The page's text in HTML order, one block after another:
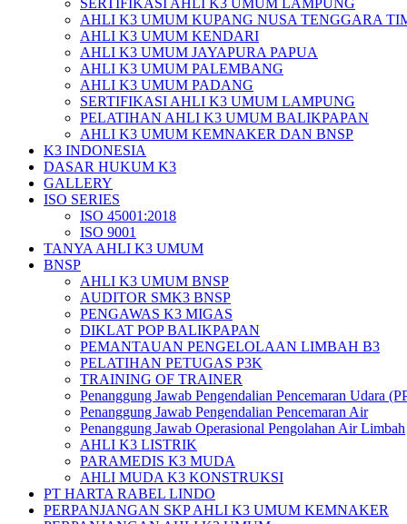
SERTIFIKASI AHLI K3 UMUM LAMPUNG
AHLI K3 UMUM KUPANG NUSA TENGGARA
AHLI K3 UMUM KENDARI
AHLI K3 UMUM JAYAPURA PAPUA
AHLI K3 UMUM PALEMBANG
AHLI K3 UMUM PADANG
SERTIFIKASI AHLI K3 UMUM LAMPUNG
PELATIHAN AHLI K3 UMUM BALIKPAPAN
AHLI K3 UMUM KEMNAKER DAN BNSP
K3 INDONESIA
DASAR HUKUM K3
GALLERY
ISO SERIES
ISO 45001:2018
ISO 9001
TANYA AHLI K3 UMUM
BNSP
AHLI K3 UMUM BNSP
AUDITOR SMK3 BNSP
PENGAWAS K3 MIGAS
DIKLAT POP BALIKPAPAN
PEMANTAUAN PENGELOLAAN LIMBAH B3
PELATIHAN PETUGAS P3K
TRAINING OF TRAINER
Penanggung Jawab Pengendalian Pencemaran Udara
Penanggung Jawab Pengendalian Pencemaran Air
Penanggung Jawab Operasional Pengolahan Air Limbah
AHLI K3 LISTRIK
PARAMEDIS K3 MUDA
AHLI MUDA K3 KONSTRUKSI
PT HARTA RABEL LINDO
PERPANJANGAN SKP AHLI K3 UMUM KEMNAKER